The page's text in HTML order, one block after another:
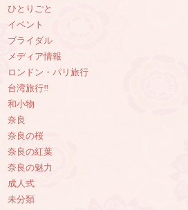
ひとりごと
イベント
ブライダル
メディア情報
ロンドン・パリ旅行
台湾旅行‼︎
和小物
奈良
奈良の桜
奈良の紅葉
奈良の魅力
成人式
未分類